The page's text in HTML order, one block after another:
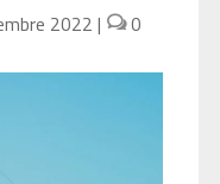
2022 |
0